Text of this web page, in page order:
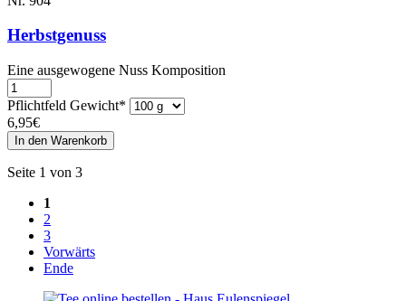
Herbstgenuss
Eine ausgewogene Nuss Komposition
Pflichtfeld Gewicht*
6,95€
Seite 1 von 3
1
2
3
Vorwärts
Ende